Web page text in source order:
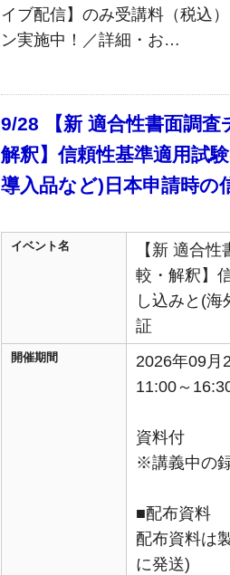
イブ配信】のみ受講料（税込
ン実施中！／詳細・お…
9/28 【新 適合性書面調
解釈】信頼性基準適用試
導入品など)日本申請時の
イベント名
【新 適合
較・解釈】
し込みと(
証
開催期間
2026年09月
11:00～
資料付
※講義中の
■配布資料
配布資料は
に発送)